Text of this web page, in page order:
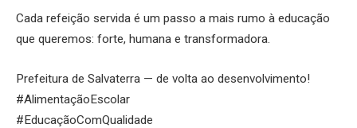
Cada refeição servida é um passo a mais rumo à educação
que queremos: forte, humana e transformadora.
Prefeitura de Salvaterra — de volta ao desenvolvimento!
#AlimentaçãoEscolar
#EducaçãoComQualidade